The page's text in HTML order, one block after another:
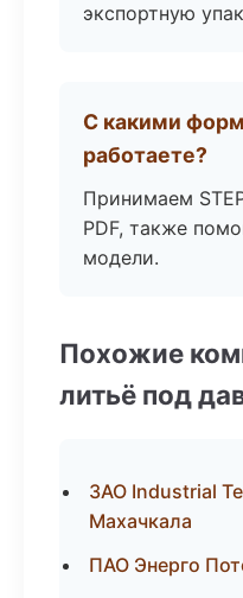
экспортную
С какими
работаете?
Принимаем
PDF, также
модели.
Похожие
литьё под
ЗАО Industrial
Махачкала
ПАО Энерго